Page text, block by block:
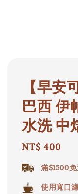
【早安
巴西 伊
水洗 中
Regular
NT$ 400
滿$1500
使用寬口